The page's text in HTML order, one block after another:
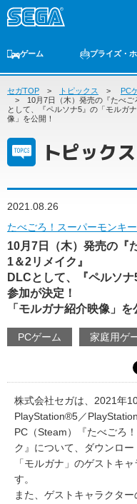
ゲーム
ゲームTOP 家庭用ゲーム
プライズ・
プライズ トイ S-FIRE
ゲーム
ゲームTOP
家庭用ゲーム
スマホゲーム
アーケードゲーム
プライズ・ホビー
プライズ
トイ
セガ ラッキーくじ
セガ ラッキーくじ オンライン
物販
トピックス
セガTOP トピックス PC
10月7日（木）発売の『たべ
として、『ペルソナ5』の「モルガ
像」を公開！
トピックス
2021.08.26
たべごろ！スーパーモンキ
10月7日（木）発売の『
1＆2リメイク』
DLCとして、『ペルソ
参加が決定！
「モルガナ紹介映像」を
PCゲーム 家庭用ゲ
株式会社セガは、2021年
PlayStation®5／
PC（Steam）『たべごろ
ク』について、ダウンロ
「モルガナ」のゲストキ
す。
また、ゲストキャラクタ